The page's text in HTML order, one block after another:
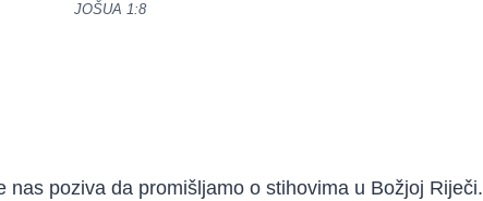
JOŠUA 1:8
nas poziva da promišljamo o stihovima u Božjoj Riječi.